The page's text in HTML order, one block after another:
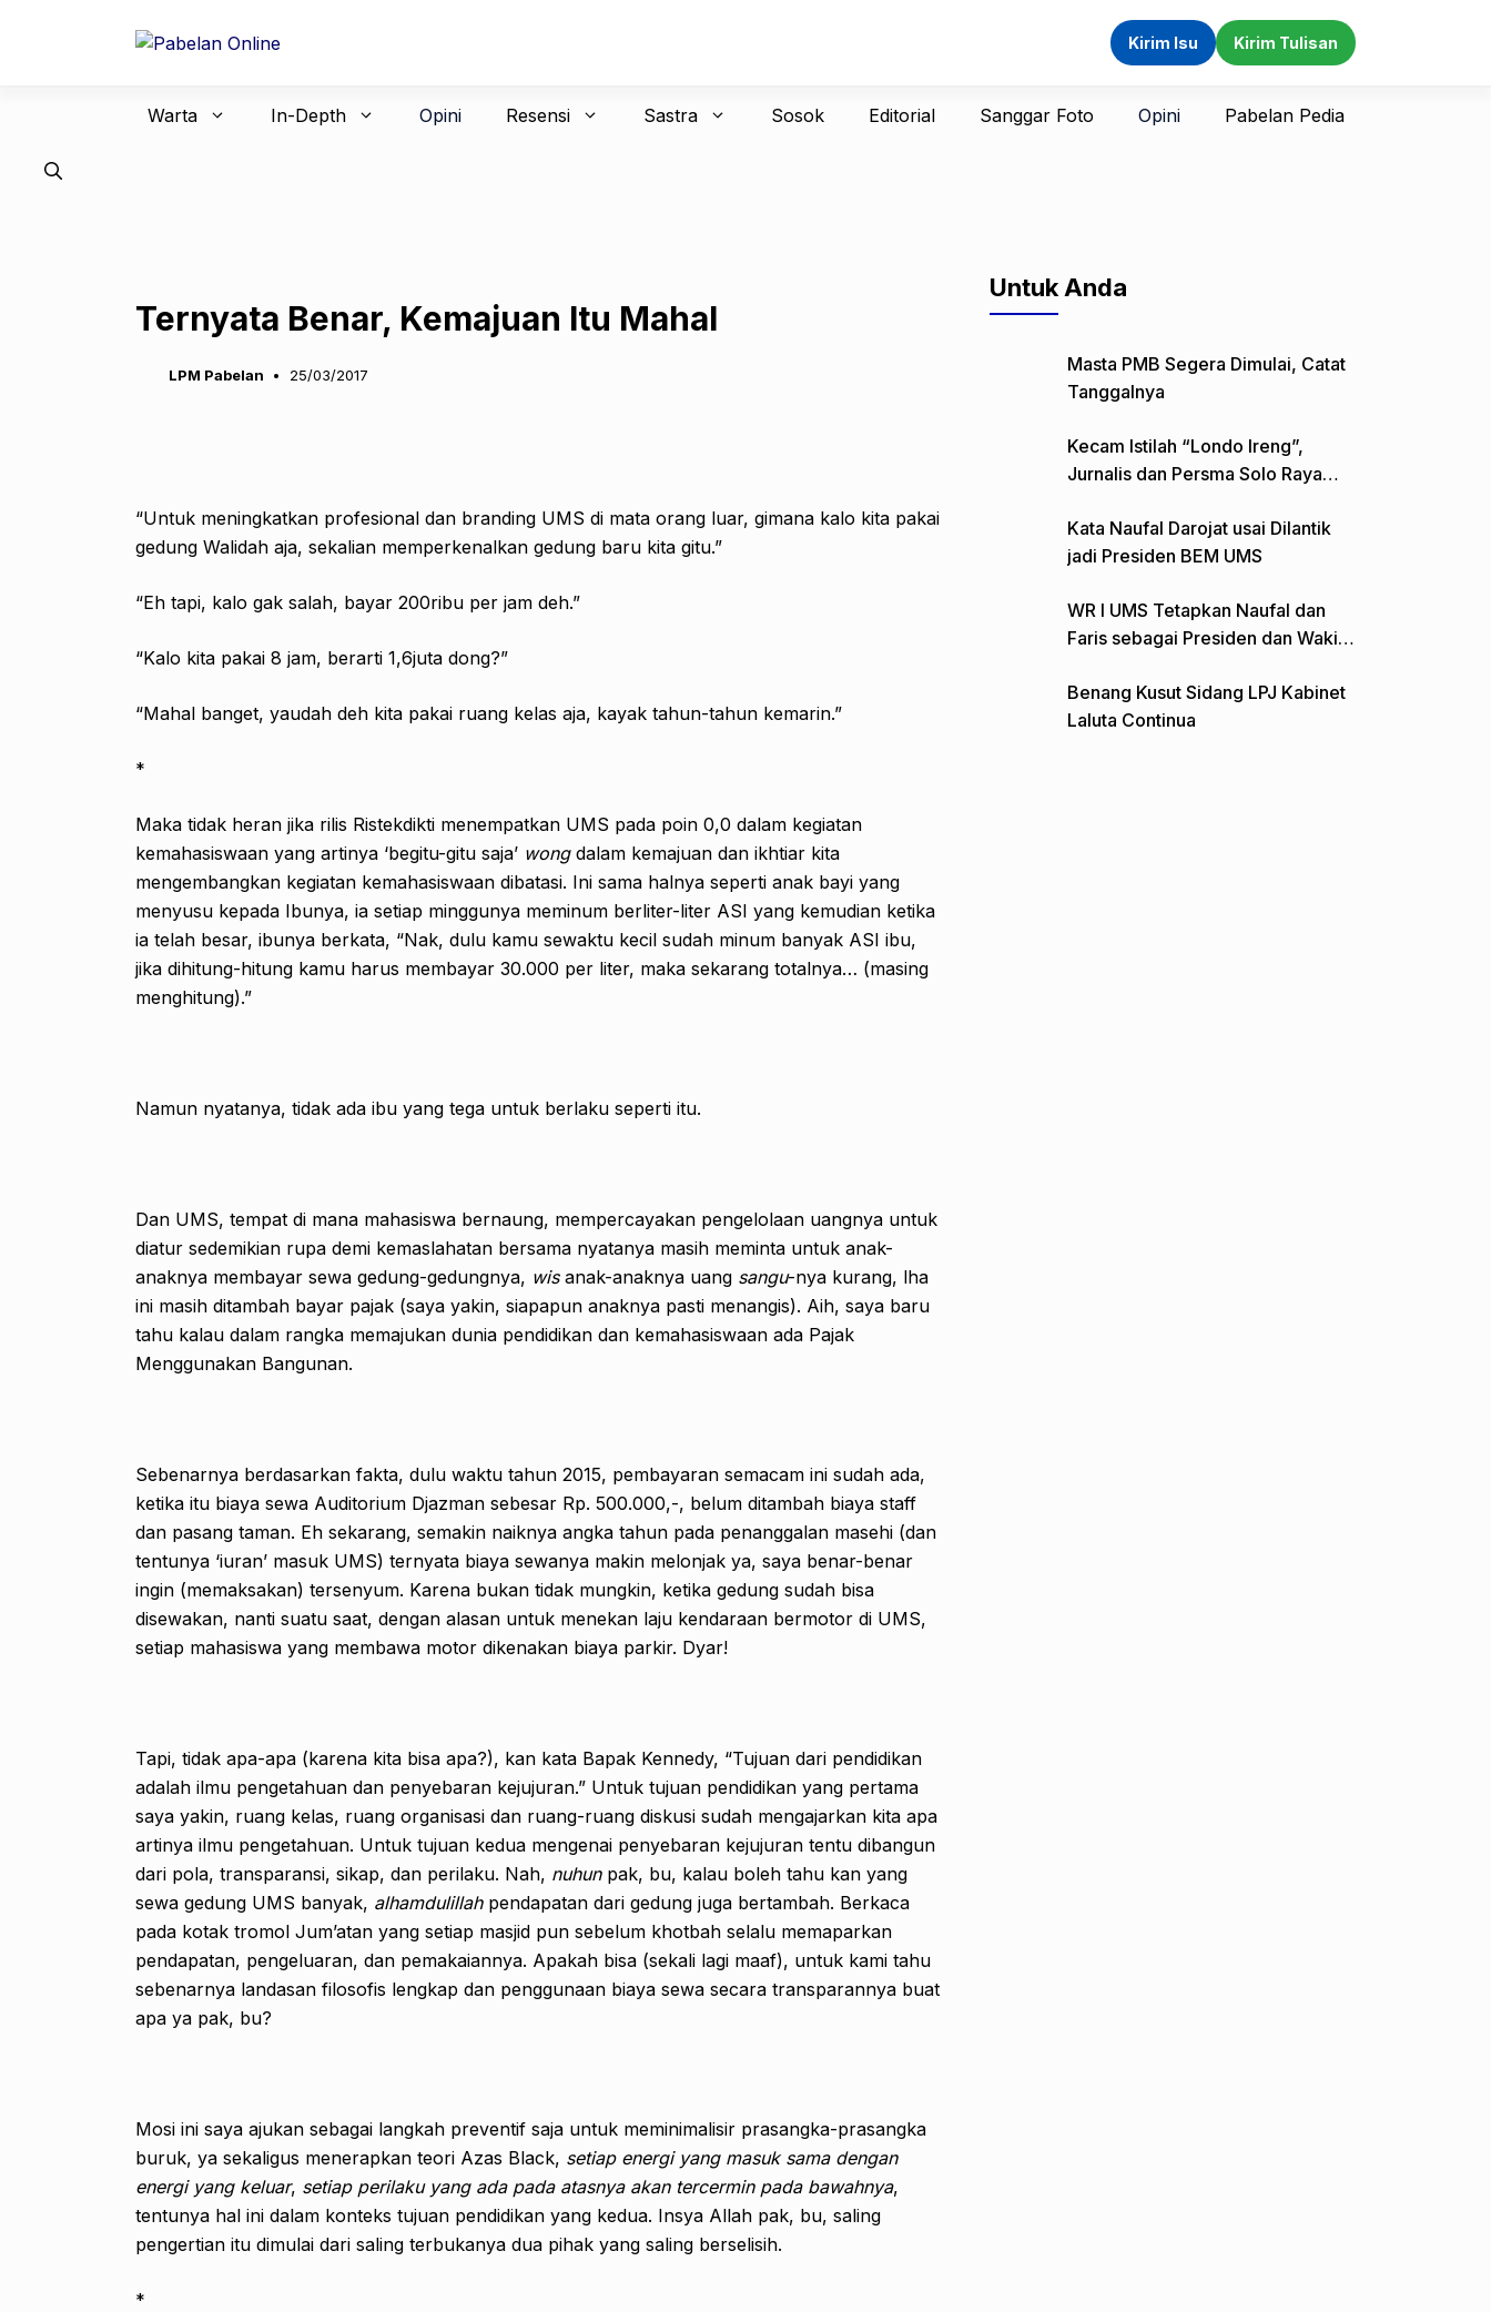
Kirim Isu Kirim Tulisan
Warta In-Depth Opini Resensi Sastra Sosok Editorial Sanggar Foto Opini Pabelan Pedia
Ternyata Benar, Kemajuan Itu Mahal
LPM Pabelan 25/03/2017
“Untuk meningkatkan profesional dan branding UMS di mata orang luar, gimana kalo kita pakai
gedung Walidah aja, sekalian memperkenalkan gedung baru kita gitu.”
“Eh tapi, kalo gak salah, bayar 200ribu per jam deh.”
“Kalo kita pakai 8 jam, berarti 1,6juta dong?”
“Mahal banget, yaudah deh kita pakai ruang kelas aja, kayak tahun-tahun kemarin.”
*
Maka tidak heran jika rilis Ristekdikti menempatkan UMS pada poin 0,0 dalam kegiatan
kemahasiswaan yang artinya ‘begitu-gitu saja’ wongdalam kemajuan dan ikhtiar kita
mengembangkan kegiatan kemahasiswaan dibatasi. Ini sama halnya seperti anak bayi yang
menyusu kepada Ibunya, ia setiap minggunya meminum berliter-liter ASI yang kemudian ketika
ia telah besar, ibunya berkata, “Nak, dulu kamu sewaktu kecil sudah minum banyak ASI ibu,
jika dihitung-hitung kamu harus membayar 30.000 per liter, maka sekarang totalnya… (masing
menghitung).”
Namun nyatanya, tidak ada ibu yang tega untuk berlaku seperti itu.
Dan UMS, tempat di mana mahasiswa bernaung, mempercayakan pengelolaan uangnya untuk
diatur sedemikian rupa demi kemaslahatan bersama nyatanya masih meminta untuk anak-
anaknya membayar sewa gedung-gedungnya, wisanak-anaknya uang sangu-nya kurang, lha
ini masih ditambah bayar pajak (saya yakin, siapapun anaknya pasti menangis). Aih, saya baru
tahu kalau dalam rangka memajukan dunia pendidikan dan kemahasiswaan ada Pajak
Menggunakan Bangunan.
Sebenarnya berdasarkan fakta, dulu waktu tahun 2015, pembayaran semacam ini sudah ada,
ketika itu biaya sewa Auditorium Djazman sebesar Rp. 500.000,-, belum ditambah biaya staff
dan pasang taman. Eh sekarang, semakin naiknya angka tahun pada penanggalan masehi (dan
tentunya ‘iuran’ masuk UMS) ternyata biaya sewanya makin melonjak ya, saya benar-benar
ingin (memaksakan) tersenyum. Karena bukan tidak mungkin, ketika gedung sudah bisa
disewakan, nanti suatu saat, dengan alasan untuk menekan laju kendaraan bermotor di UMS,
setiap mahasiswa yang membawa motor dikenakan biaya parkir. Dyar!
Tapi, tidak apa-apa (karena kita bisa apa?), kan kata Bapak Kennedy, “Tujuan dari pendidikan
adalah ilmu pengetahuan dan penyebaran kejujuran.” Untuk tujuan pendidikan yang pertama
saya yakin, ruang kelas, ruang organisasi dan ruang-ruang diskusi sudah mengajarkan kita apa
artinya ilmu pengetahuan. Untuk tujuan kedua mengenai penyebaran kejujuran tentu dibangun
dari pola, transparansi, sikap, dan perilaku. Nah, nuhunpak, bu, kalau boleh tahu kan yang
sewa gedung UMS banyak, alhamdulillahpendapatan dari gedung juga bertambah. Berkaca
pada kotak tromol Jum’atan yang setiap masjid pun sebelum khotbah selalu memaparkan
pendapatan, pengeluaran, dan pemakaiannya. Apakah bisa (sekali lagi maaf), untuk kami tahu
sebenarnya landasan filosofis lengkap dan penggunaan biaya sewa secara transparannya buat
apa ya pak, bu?
Mosi ini saya ajukan sebagai langkah preventif saja untuk meminimalisir prasangka-prasangka
buruk, ya sekaligus menerapkan teori Azas Black, setiap energi yang masuk sama dengan
energi yang keluar, setiap perilaku yang ada pada atasnya akan tercermin pada bawahnya,
tentunya hal ini dalam konteks tujuan pendidikan yang kedua. Insya Allah pak, bu, saling
pengertian itu dimulai dari saling terbukanya dua pihak yang saling berselisih.
*
Untuk Anda
Masta PMB Segera Dimulai, Catat
Tanggalnya
Kecam Istilah “Londo Ireng”,
Jurnalis dan Persma Solo Raya
Kata Naufal Darojat usai Dilantik
jadi Presiden BEM UMS
WR I UMS Tetapkan Naufal dan
Faris sebagai Presiden dan Wakil
Benang Kusut Sidang LPJ Kabinet
Laluta Continua